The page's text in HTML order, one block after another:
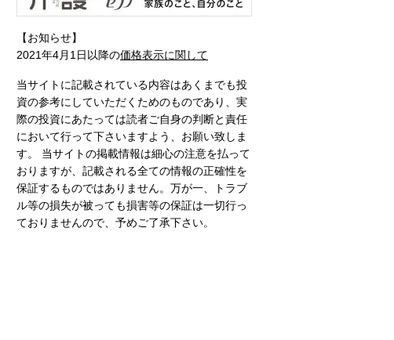
【お知らせ】
2021年4月1日以降の価格表示に関して
当サイトに記載されている内容はあくまでも投
資の参考にしていただくためのものであり、実
際の投資にあたっては読者ご自身の判断と責任
において行って下さいますよう、お願い致しま
す。 当サイトの掲載情報は細心の注意を払って
おりますが、記載される全ての情報の正確性を
保証するものではありません。万が一、トラブ
ル等の損失が被っても損害等の保証は一切行っ
ておりませんので、予めご了承下さい。